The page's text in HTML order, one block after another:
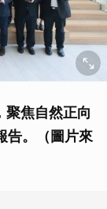
焦自然正向
告。（圖片來